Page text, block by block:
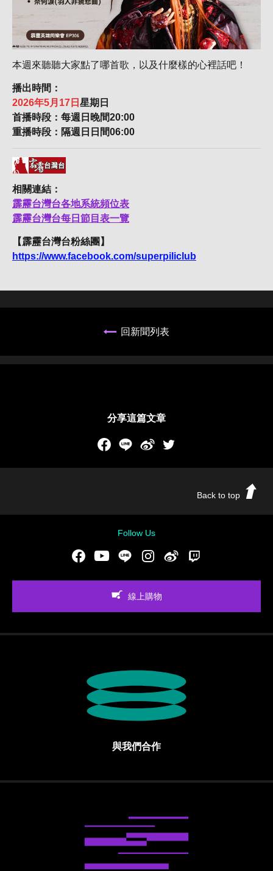
本週來聽聽大家點了哪首歌，以及什麼樣的心裡話吧！
播出時間：
2026年5月17日 星期日
首播時段：每週日晚間20:00
重播時段：隔週日日間06:00
相關連結：
霹靂台灣台各地系統頻位表
霹靂台灣台每日節目表一覽
【霹靂台灣台粉絲團】
https://www.facebook.com/superpiliclub
回新聞列表
分享這篇文章
Facebook
LINE 新浪微博
Back to top
Follow Us
FacebookYoutubeLINE Instgram新浪微博
線上購物
與我們合作